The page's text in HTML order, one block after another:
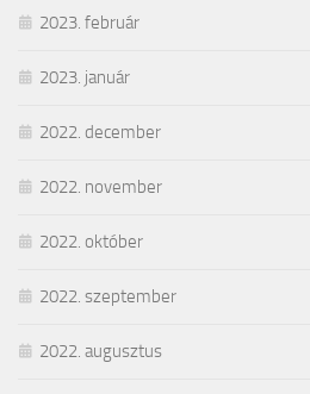
2023. február
2023. január
2022. december
2022. november
2022. október
2022. szeptember
2022. augusztus